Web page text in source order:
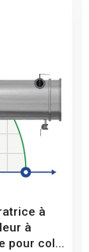
à
à
pour col...